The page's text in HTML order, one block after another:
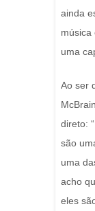
ainda
música
uma
Ao ser
direto:
são
uma
acho
eles